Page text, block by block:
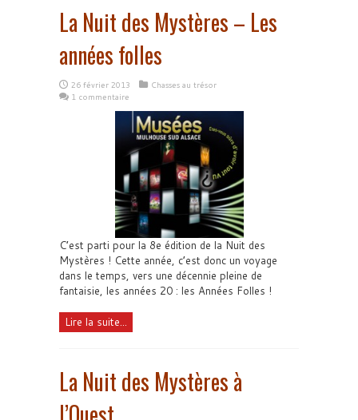
La Nuit des Mystères – Les
années folles
26 février 2013
Chasses au trésor
1 commentaire
C’est parti pour la 8e édition de la Nuit des
Mystères ! Cette année, c’est donc un voyage
dans le temps, vers une décennie pleine de
fantaisie, les années 20 : les Années Folles !
Lire la suite...
La Nuit des Mystères à